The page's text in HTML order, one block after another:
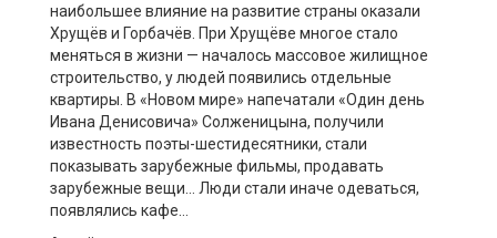
наибольшее влияние на развитие страны оказали
Хрущёв и Горбачёв. При Хрущёве многое стало
меняться в жизни — началось массовое жилищное
строительство, у людей появились отдельные
квартиры. В «Новом мире» напечатали «Один день
Ивана Денисовича» Солженицына, получили
известность поэты-шестидесятники, стали
показывать зарубежные фильмы, продавать
зарубежные вещи… Люди стали иначе одеваться,
появлялись кафе…